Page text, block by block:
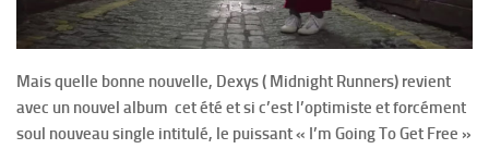
Mais quelle bonne nouvelle, Dexys ( Midnight Runners) revient
avec un nouvel album cet été et si c’est l’optimiste et forcément
soul nouveau single intitulé, le puissant « I’m Going To Get Free »